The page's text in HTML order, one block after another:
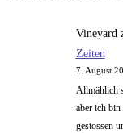
Demokratie
Vineyard
Zeiten
7. August
Allmählich
aber ich
gestossen